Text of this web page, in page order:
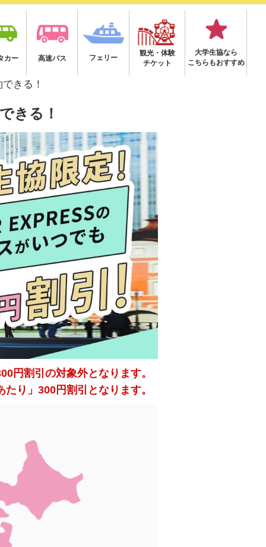
カー 高速バス フェリー
観光・体験
チケット
大学生協なら
こちらもおすすめ
きる！
きる！
円割引の対象外となります。
り」300円割引となります。